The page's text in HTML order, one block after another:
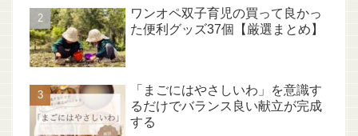
ワンオペ双子育児の買って良かっ
た便利グッズ37個【厳選まとめ】
「まごにはやさしいわ」を意識す
るだけでバランス良い献立が完成
する